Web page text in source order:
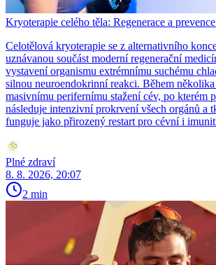
Kryoterapie celého těla: Regenerace a
Celotělová kryoterapie se z alternativního
uznávanou součást moderní regenerační
vystavení organismu extrémnímu suchému
silnou neuroendokrinní reakci. Během
masivnímu perifernímu stažení cév, po kterém
následuje intenzivní prokrvení všech orgánů a
funguje jako přirozený restart pro cévní i
Plné zdraví
8. 8. 2026, 20:07
2 min